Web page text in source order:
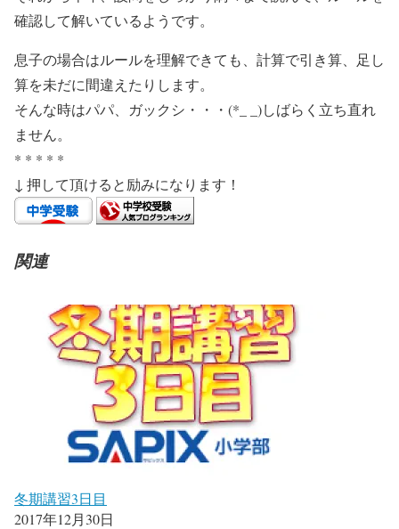
確認して解いているようです。
息子の場合はルールを理解できても、計算で引き算、足し
算を未だに間違えたりします。
そんな時はパパ、ガックシ・・・(*_ _)しばらく立ち直れ
ません。
* * * * *
↓ 押して頂けると励みになります！
関連
冬期講習3日目
2017年12月30日